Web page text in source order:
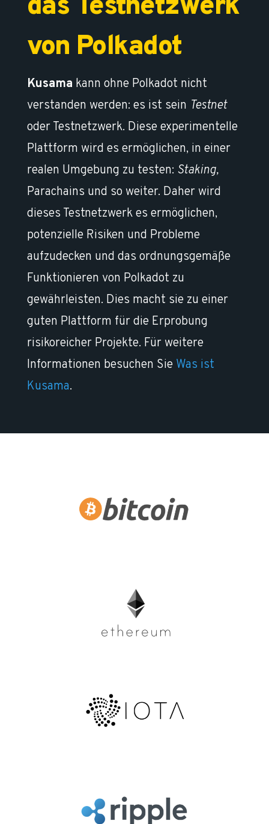
das Testnetzwerk
von Polkadot
Kusama kann ohne Polkadot nicht
verstanden werden: es ist sein Testnet
oder Testnetzwerk. Diese experimentelle
Plattform wird es ermöglichen, in einer
realen Umgebung zu testen: Staking,
Parachains und so weiter. Daher wird
dieses Testnetzwerk es ermöglichen,
potenzielle Risiken und Probleme
aufzudecken und das ordnungsgemäße
Funktionieren von Polkadot zu
gewährleisten. Dies macht sie zu einer
guten Plattform für die Erprobung
risikoreicher Projekte. Für weitere
Informationen besuchen Sie Was ist
Kusama.